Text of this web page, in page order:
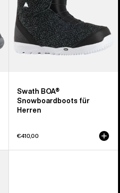
Swath BOA®
Snowboardboots für
Herren
€410,00